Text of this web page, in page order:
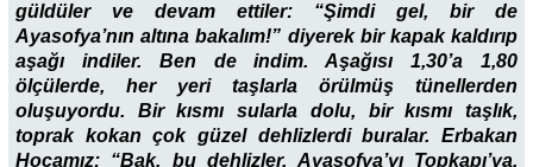
güldüler ve devam ettiler: “Şimdi gel, bir de
Ayasofya’nın altına bakalım!” diyerek bir kapak kaldırıp
aşağı indiler. Ben de indim. Aşağısı 1,30’a 1,80
ölçülerde, her yeri taşlarla örülmüş tünellerden
oluşuyordu. Bir kısmı sularla dolu, bir kısmı taşlık,
toprak kokan çok güzel dehlizlerdi buralar. Erbakan
Hocamız: “Bak, bu dehlizler, Ayasofya’yı Topkapı’ya,